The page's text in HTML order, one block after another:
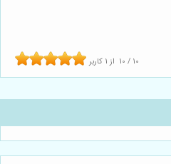
10 / 10 از 1 کاربر